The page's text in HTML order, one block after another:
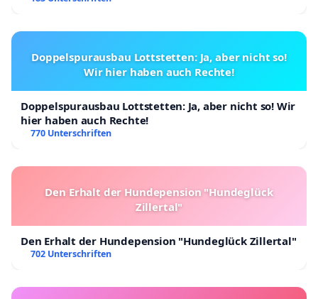
Doppelspurausbau Lottstetten: Ja, aber nicht so!
Wir hier haben auch Rechte!
Doppelspurausbau Lottstetten: Ja, aber nicht so! Wir
hier haben auch Rechte!
770 Unterschriften
Den Erhalt der Hundepension "Hundeglück
Zillertal"
Den Erhalt der Hundepension "Hundeglück Zillertal"
702 Unterschriften